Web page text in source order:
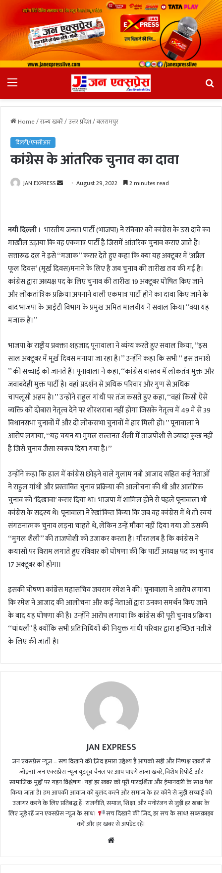
Home/राज्य खबरें/उत्तर प्रदेश/बलरामपुर
दिल्ली/एनसीआर
कांग्रेस के आंतरिक चुनाव का दावा
JAN EXPRESS
a
n
e
m
a
i
l
August 29, 2022 2 minutes read
नयी दिल्ली । भारतीय जनता पार्टी (भाजपा) ने रविवार को कांग्रेस के उस दावे का
माखौल उड़ाया कि वह एकमात्र पार्टी है जिसमें आंतरिक चुनाव कराए जाते हैं।
सत्तारूढ़ दल ने इसे ‘‘मजाक’’ करार देते हुए कहा कि क्या यह अक्टूबर में ‘अप्रैल
फूल दिवस’ (मूर्ख दिवस)मनाने के लिए है जब चुनाव की तारीख तय की गई है।
कांग्रेस द्वारा अध्यक्ष पद के लिए चुनाव की तारीख 19 अक्टूबर घोषित किए जाने
और लोकतांत्रिक प्रक्रिया अपनाने वाली एकमात्र पार्टी होने का दावा किए जाने के
बाद भाजपा के आईटी विभाग के प्रमुख अमित मालवीय ने सवाल किया ‘‘क्या यह
मजाक है।’’
भाजपा के राष्ट्रीय प्रवक्ता शहजाद पूनावाला ने व्यंग्य करते हुए सवाल किया, ‘‘इस
साल अक्टूबर में मूर्ख दिवस मनाया जा रहा है।’’ उन्होंने कहा कि सभी ‘‘ इस तमाशे
’’ की सच्चाई को जानते हैं। पूनावाला ने कहा, ‘‘कांग्रेस वास्तव में लोकतंत्र मुक्त और
जवाबदेही मुक्त पार्टी है। वहां प्रदर्शन से अधिक परिवार और गुण से अधिक
चापलूसी अहम है।’’ उन्होंने राहुल गांधी पर तंज कसते हुए कहा, ‘‘वहां किसी ऐसे
व्यक्ति को दोबारा नेतृत्व देने पर शोरशराबा नहीं होगा जिसके नेतृत्व में 49 में से 39
विधानसभा चुनावों में और दो लोकसभा चुनावों में हार मिली हो।’’ पूनावाला ने
आरोप लगाया, ‘‘यह चयन या मुगल सल्तनत शैली में ताजपोशी से ज्यादा कुछ नहीं
है जिसे चुनाव जैसा स्वरूप दिया गया है।’’
उन्होंने कहा कि हाल में कांग्रेस छोड़ने वाले गुलाम नबी आजाद सहित कई नेताओं
ने राहुल गांधी और प्रस्तावित चुनाव प्रक्रिया की आलोचना की थी और आतंरिक
चुनाव को ‘दिखावा’ करार दिया था। भाजपा में शामिल होने से पहले पूनावाला भी
कांग्रेस के सदस्य थे। पूनावाला ने रेखांकित किया कि जब वह कांग्रेस में थे तो स्वयं
संगठनात्मक चुनाव लड़ना चाहते थे, लेकिन उन्हें मौका नहीं दिया गया जो उसकी
‘‘मुगल शैली’’ की ताजपोशी को उजाकर करता है। गौरतलब है कि कांग्रेस ने
कयासों पर विराम लगाते हुए रविवार को घोषणा की कि पार्टी अध्यक्ष पद का चुनाव
17 अक्टूबर को होगा।
इसकी घोषणा कांग्रेस महासचिव जयराम रमेश ने की। पूनावाला ने आरोप लगाया
कि रमेश ने आजाद की आलोचना और कई नेताओं द्वारा उनका समर्थन किए जाने
के बाद यह घोषणा की है। उन्होंने आरोप लगाया कि कांग्रेस की पूरी चुनाव प्रक्रिया
‘‘धांधली’ है क्योंकि सभी प्रतिनिधियों की नियुक्त गांधी परिवार द्वारा इच्छित नतीजे
के लिए की जाती है।
JAN EXPRESS
जन एक्सप्रेस न्यूज़ – सच दिखाने की ज़िद हमारा उद्देश्य है आपको सही और निष्पक्ष खबरों से
जोड़ना। जन एक्सप्रेस न्यूज़ यूट्यूब चैनल पर आप पाएंगे ताजा खबरें, विशेष रिपोर्ट, और
सामाजिक मुद्दों पर गहन विश्लेषण। यहां हर खबर को पूरी पारदर्शिता और ईमानदारी के साथ पेश
किया जाता है। हम आपकी आवाज़ को बुलंद करने और समाज के हर कोने से जुड़ी सच्चाई को
उजागर करने के लिए प्रतिबद्ध हैं। राजनीति, समाज, शिक्षा, और मनोरंजन से जुड़ी हर खबर के
लिए जुड़े रहें जन एक्सप्रेस न्यूज़ के साथ।
सच दिखाने की ज़िद, हर सच के साथ! सब्सक्राइब
करें और हर खबर से अपडेट रहें।
te